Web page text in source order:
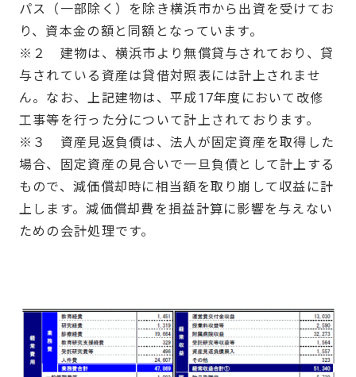
パス（一部除く）を除き横浜市から出資を受けてお
り、資本金の額と同額となっています。
※２ 建物は、横浜市より無償貸与されており、貸
与されている資産は貸借対照表には計上されませ
ん。なお、上記建物は、平成17年度において改修
工事等を行った分について計上されております。
※３ 資産見返負債は、法人が固定資産を取得した
場合、固定資産の見合いで一旦負債として計上する
もので、減価償却時に相当額を取り崩して収益に計
上します。減価償却費を損益計算に影響を与えない
ための会計処理です。